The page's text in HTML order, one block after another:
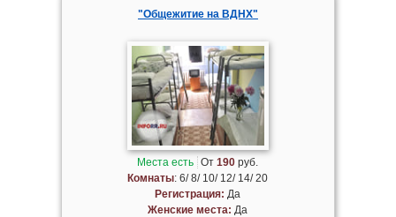
"Общежитие на ВДНХ"
Места есть От190 руб.
Комнаты: 6/ 8/ 10/ 12/ 14/ 20
Регистрация: Да
Женские места: Да